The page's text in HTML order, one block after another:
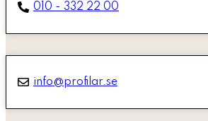
010 - 332 22 00
info@profilar.se